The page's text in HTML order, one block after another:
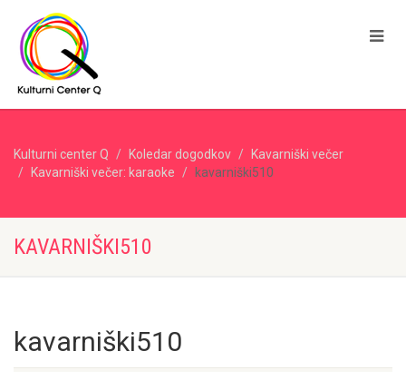
Kulturni center Q Koledar dogodkov
Kavarniški večer
Kavarniški večer: karaoke
kavarniški510
KAVARNIŠKI510
kavarniški510